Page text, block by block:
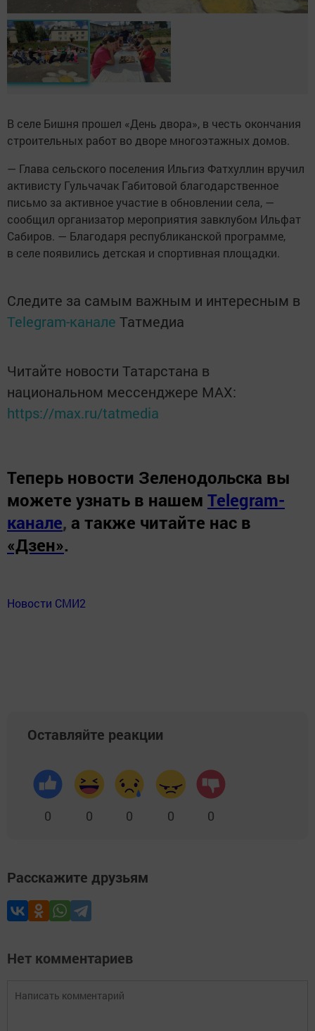
В селе Бишня прошел «День двора», в честь окончания
строительных работ во дворе многоэтажных домов.
— Глава сельского поселения Ильгиз Фатхуллин вручил
активисту Гульчачак Габитовой благодарственное
письмо за активное участие в обновлении села, —
сообщил организатор мероприятия завклубом Ильфат
Сабиров. — Благодаря республиканской программе,
в селе появились детская и спортивная площадки.
Следите за самым важным и интересным в
Telegram-канале Татмедиа
Читайте новости Татарстана в
национальном мессенджере MАХ:
https://max.ru/tatmedia
Теперь новости Зеленодольска вы
можете узнать в нашем Telegram-
канале, а также читайте нас в
«Дзен».
Новости СМИ2
Оставляйте реакции
0 0 0 0 0
Расскажите друзьям
Нет комментариев